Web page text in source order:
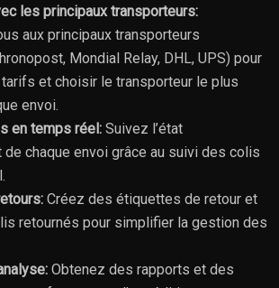
les principaux transporteurs:
aux principaux transporteurs
Mondial Relay, DHL, UPS) pour
et choisir le transporteur le plus
envoi.
en temps réel: Suivez l’état
de chaque envoi grâce au suivi des colis
Créez des étiquettes de retour et
retournés pour simplifier la gestion des
Obtenez des rapports et des